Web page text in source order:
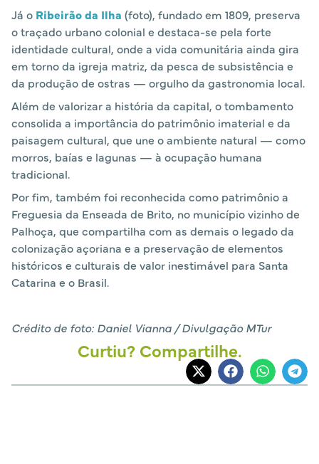
Já o Ribeirão da Ilha (foto), fundado em 1809, preserva
o traçado urbano colonial e destaca-se pela forte
identidade cultural, onde a vida comunitária ainda gira
em torno da igreja matriz, da pesca de subsistência e
da produção de ostras — orgulho da gastronomia local.
Além de valorizar a história da capital, o tombamento
consolida a importância do patrimônio imaterial e da
paisagem cultural, que une o ambiente natural — como
morros, baías e lagunas — à ocupação humana
tradicional.
Por fim, também foi reconhecida como patrimônio a
Freguesia da Enseada de Brito, no município vizinho de
Palhoça, que compartilha com as demais o legado da
colonização açoriana e a preservação de elementos
históricos e culturais de valor inestimável para Santa
Catarina e o Brasil.
Crédito de foto: Daniel Vianna / Divulgação MTur
Curtiu? Compartilhe.